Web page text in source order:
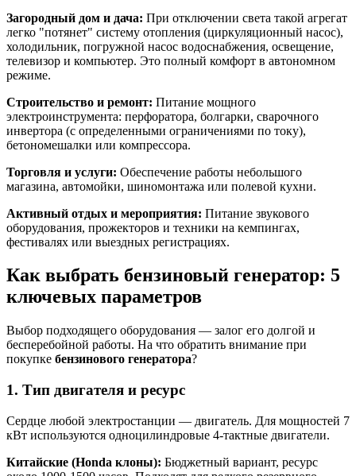
Загородный дом и дача: При отключении света такой агрегат
легко "потянет" систему отопления (циркуляционный насос),
холодильник, погружной насос водоснабжения, освещение,
телевизор и компьютер. Это полный комфорт в автономном
режиме.
Строительство и ремонт: Питание мощного
электроинструмента: перфоратора, болгарки, сварочного
инвертора (с определенными ограничениями по току),
бетономешалки или компрессора.
Торговля и услуги: Обеспечение работы небольшого
магазина, автомойки, шиномонтажа или полевой кухни.
Активный отдых и мероприятия: Питание звукового
оборудования, прожекторов и техники на кемпингах,
фестивалях или выездных регистрациях.
Как выбрать бензиновый генератор: 5
ключевых параметров
Выбор подходящего оборудования — залог его долгой и
бесперебойной работы. На что обратить внимание при
покупке бензинового генератора?
1. Тип двигателя и ресурс
Сердце любой электростанции — двигатель. Для мощностей 7
кВт используются одноцилиндровые 4-тактные двигатели.
Китайские (Honda клоны): Бюджетный вариант, ресурс